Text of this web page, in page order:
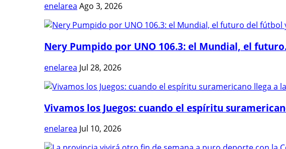
enelarea Ago 3, 2026
Nery Pumpido por UNO 106.3: el Mundial, el
enelarea Jul 28, 2026
Vivamos los Juegos: cuando el espíritu
enelarea Jul 10, 2026